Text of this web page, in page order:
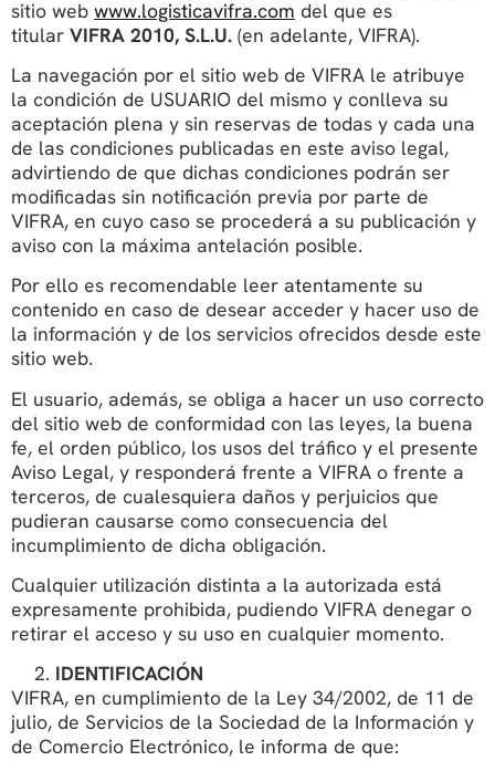
sitio web www.logisticavifra.com del que es
titular VIFRA 2010, S.L.U. (en adelante, VIFRA).
La navegación por el sitio web de VIFRA le atribuye
la condición de USUARIO del mismo y conlleva su
aceptación plena y sin reservas de todas y cada una
de las condiciones publicadas en este aviso legal,
advirtiendo de que dichas condiciones podrán ser
modificadas sin notificación previa por parte de
VIFRA, en cuyo caso se procederá a su publicación y
aviso con la máxima antelación posible.
Por ello es recomendable leer atentamente su
contenido en caso de desear acceder y hacer uso de
la información y de los servicios ofrecidos desde este
sitio web.
El usuario, además, se obliga a hacer un uso correcto
del sitio web de conformidad con las leyes, la buena
fe, el orden público, los usos del tráfico y el presente
Aviso Legal, y responderá frente a VIFRA o frente a
terceros, de cualesquiera daños y perjuicios que
pudieran causarse como consecuencia del
incumplimiento de dicha obligación.
Cualquier utilización distinta a la autorizada está
expresamente prohibida, pudiendo VIFRA denegar o
retirar el acceso y su uso en cualquier momento.
IDENTIFICACIÓN
VIFRA, en cumplimiento de la Ley 34/2002, de 11 de
julio, de Servicios de la Sociedad de la Información y
de Comercio Electrónico, le informa de que: